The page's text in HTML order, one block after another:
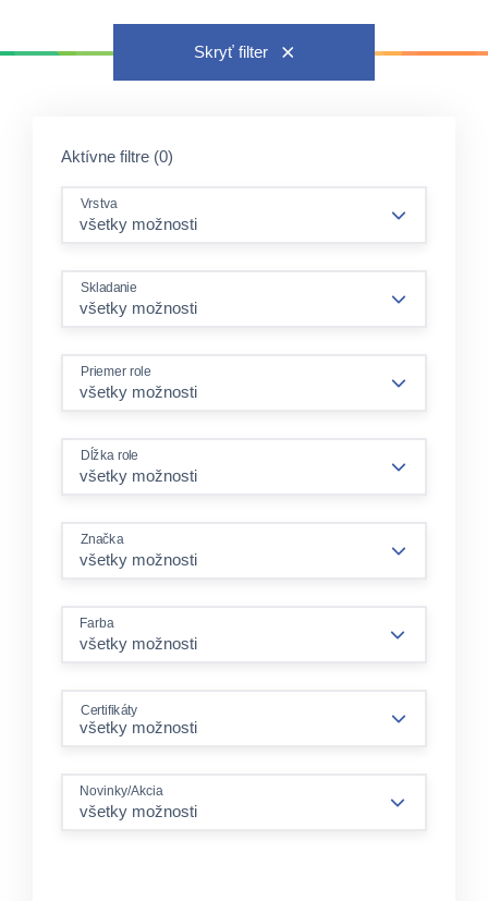
Skryť filter
Aktívne filtre (0)
Vrstva
Skladanie
Priemer role
Dĺžka role
Značka
Farba
všetky možnosti
Certifikáty
Novinky/Akcia
všetky možnosti